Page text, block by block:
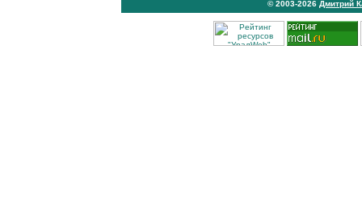
© 2003-2026 Дмитрий